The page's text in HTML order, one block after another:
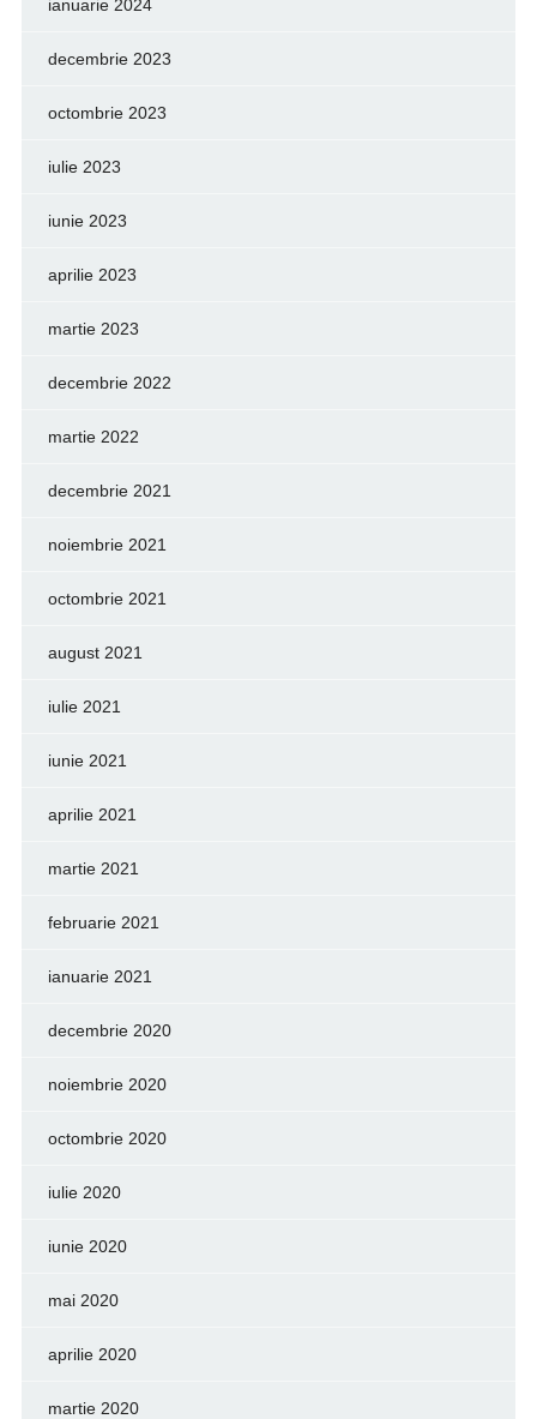
ianuarie 2024
decembrie 2023
octombrie 2023
iulie 2023
iunie 2023
aprilie 2023
martie 2023
decembrie 2022
martie 2022
decembrie 2021
noiembrie 2021
octombrie 2021
august 2021
iulie 2021
iunie 2021
aprilie 2021
martie 2021
februarie 2021
ianuarie 2021
decembrie 2020
noiembrie 2020
octombrie 2020
iulie 2020
iunie 2020
mai 2020
aprilie 2020
martie 2020